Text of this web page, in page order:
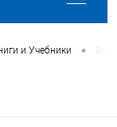
и Учебники •